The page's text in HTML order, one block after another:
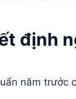
định
năm trước